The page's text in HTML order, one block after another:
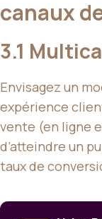
canaux
3.1
Envisagez un
expérience
vente (en ligne
d’atteindre un
taux de